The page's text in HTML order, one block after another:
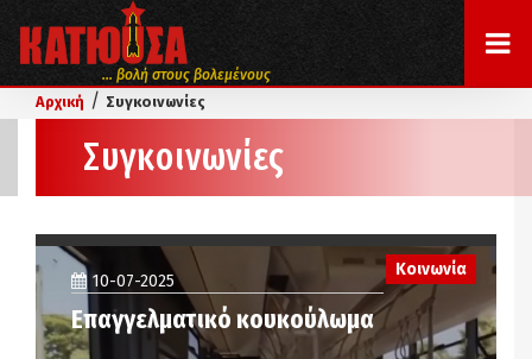
... βολή στους βολεμένους
Αρχική / Συγκοινωνίες
Συγκοινωνίες
Κοινωνία
10-07-2025
Επαγγελματικό κουκούλωμα